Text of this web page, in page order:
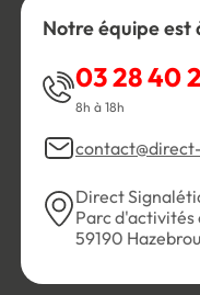
Notre équipe est
03 28 40
8h à 18h
Direct
Parc d'activités
59190